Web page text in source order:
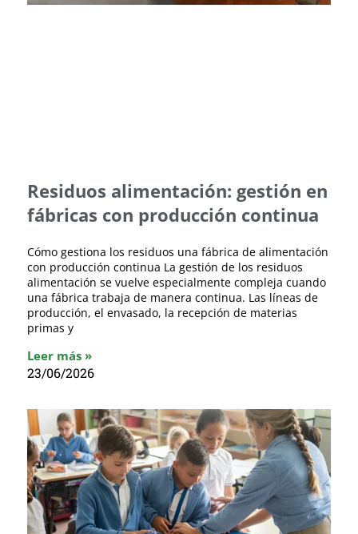
Residuos alimentación: gestión en
fábricas con producción continua
Cómo gestiona los residuos una fábrica de alimentación
con producción continua La gestión de los residuos
alimentación se vuelve especialmente compleja cuando
una fábrica trabaja de manera continua. Las líneas de
producción, el envasado, la recepción de materias
primas y
Leer más »
23/06/2026